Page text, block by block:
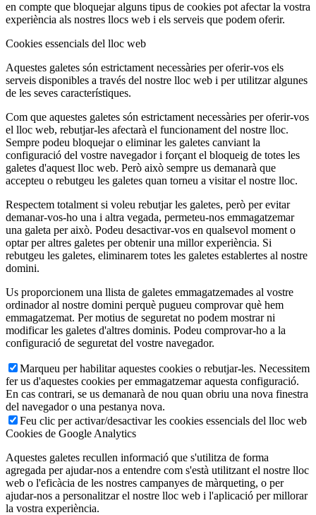
en compte que bloquejar alguns tipus de cookies pot afectar la vostra
experiència als nostres llocs web i els serveis que podem oferir.
Cookies essencials del lloc web
Aquestes galetes són estrictament necessàries per oferir-vos els
serveis disponibles a través del nostre lloc web i per utilitzar algunes
de les seves característiques.
Com que aquestes galetes són estrictament necessàries per oferir-vos
el lloc web, rebutjar-les afectarà el funcionament del nostre lloc.
Sempre podeu bloquejar o eliminar les galetes canviant la
configuració del vostre navegador i forçant el bloqueig de totes les
galetes d'aquest lloc web. Però això sempre us demanarà que
accepteu o rebutgeu les galetes quan torneu a visitar el nostre lloc.
Respectem totalment si voleu rebutjar les galetes, però per evitar
demanar-vos-ho una i altra vegada, permeteu-nos emmagatzemar
una galeta per això. Podeu desactivar-vos en qualsevol moment o
optar per altres galetes per obtenir una millor experiència. Si
rebutgeu les galetes, eliminarem totes les galetes establertes al nostre
domini.
Us proporcionem una llista de galetes emmagatzemades al vostre
ordinador al nostre domini perquè pugueu comprovar què hem
emmagatzemat. Per motius de seguretat no podem mostrar ni
modificar les galetes d'altres dominis. Podeu comprovar-ho a la
configuració de seguretat del vostre navegador.
Marqueu per habilitar aquestes cookies o rebutjar-les. Necessitem
fer us d'aquestes cookies per emmagatzemar aquesta configuració.
En cas contrari, se us demanarà de nou quan obriu una nova finestra
del navegador o una pestanya nova.
Feu clic per activar/desactivar les cookies essencials del lloc web
Cookies de Google Analytics
Aquestes galetes recullen informació que s'utilitza de forma
agregada per ajudar-nos a entendre com s'està utilitzant el nostre lloc
web o l'eficàcia de les nostres campanyes de màrqueting, o per
ajudar-nos a personalitzar el nostre lloc web i l'aplicació per millorar
la vostra experiència.